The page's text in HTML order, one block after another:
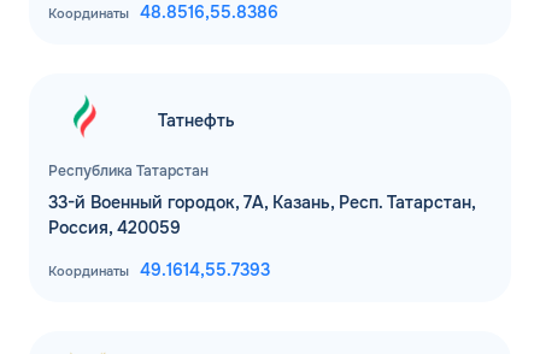
Координаты 48.8516,55.8386
Республика Татарстан
Татнефть
33-й Военный городок, 7А, Казань, Респ. Татарстан,
Россия, 420059
Координаты 49.1614,55.7393